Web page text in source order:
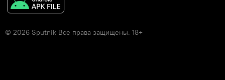
© 2026 Sputnik Все права защищены. 18+